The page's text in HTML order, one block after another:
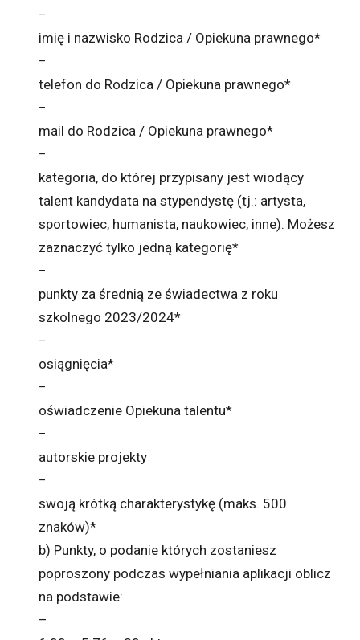
−
imię i nazwisko Rodzica / Opiekuna prawnego*
−
telefon do Rodzica / Opiekuna prawnego*
−
mail do Rodzica / Opiekuna prawnego*
−
kategoria, do której przypisany jest wiodący
talent kandydata na stypendystę (tj.: artysta,
sportowiec, humanista, naukowiec, inne). Możesz
zaznaczyć tylko jedną kategorię*
−
punkty za średnią ze świadectwa z roku
szkolnego 2023/2024*
−
osiągnięcia*
−
oświadczenie Opiekuna talentu*
−
autorskie projekty
−
swoją krótką charakterystykę (maks. 500
znaków)*
b) Punkty, o podanie których zostaniesz
poproszony podczas wypełniania aplikacji oblicz
na podstawie:
–